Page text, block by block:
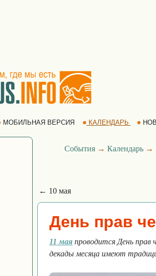
МОБИЛЬНАЯ ВЕРСИЯ КАЛЕНДАРЬ
События→ Календарь→
← 10 мая
День прав
11 мая проводится День прав
декады месяца имеют